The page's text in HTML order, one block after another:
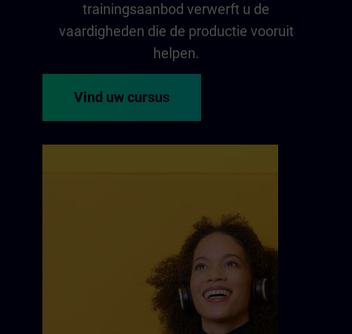
trainingsaanbod verwerft u de
vaardigheden die de productie vooruit
helpen.
Vind uw cursus